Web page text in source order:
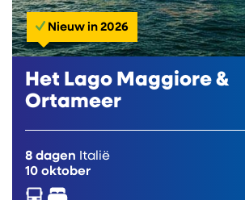
Nieuw in 2026
Het Lago Maggiore &
Ortameer
8 dagen Italië
10 oktober